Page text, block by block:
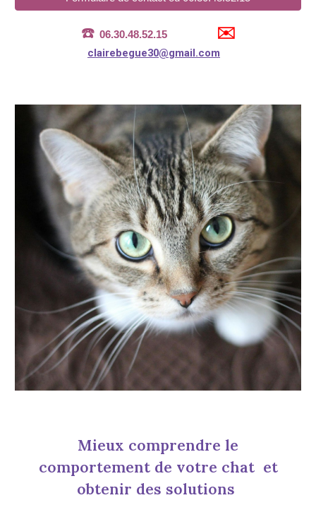
☎️ 06.30.48.52.15 ✉️
clairebegue30@gmail.com
Mieux comprendre le
comportement de votre chat et
obtenir des solutions